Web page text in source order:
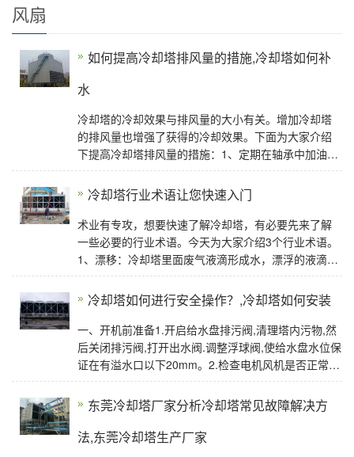
风扇
如何提高冷却塔排风量的措施,冷却塔如何补
水
冷却塔的冷却效果与排风量的大小有关。增加冷却塔
的排风量也增强了获得的冷却效果。下面为大家介绍
下提高冷却塔排风量的措施：1、定期在轴承中加油润
滑，并在运行过程中观察电流大小，使该
冷却塔行业术语让您快速入门
术业有专攻，想要快速了解冷却塔，有必要先来了解
一些必要的行业术语。今天为大家介绍3个行业术语。
1、漂移：冷却塔里面废气液滴形成水，漂浮的液滴进
入冷却塔的杂质液体浓度相同，液滴的漂移速
冷却塔如何进行安全操作？,冷却塔如何安装
一、开机前准备1.开启给水盘排污阀,清理塔内污物,然
后关闭排污阀,打开出水阀.调整浮球阀,使给水盘水位保
证在有溢水口以下20mm。2.检查电机风机是否正常。
云南冷却塔3.检查布水器转动
东莞冷却塔厂家分析冷却塔常见故障解决方
法,东莞冷却塔生产厂家